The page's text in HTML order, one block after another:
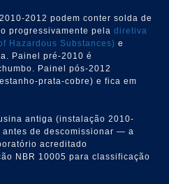
2012 podem conter solda de
progressivamente peladiretiva
Hazardous Substances) e
Painel pré-2010 é
Painel pós-2012
prata-cobre) e fica em
antiga (instalação 2010-
de descomissionar — a
acreditado
NBR 10005 para classificação